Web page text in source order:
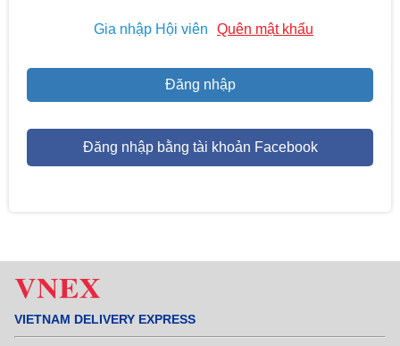
Gia nhập Hội viên Quên mật khẩu
Đăng nhập bằng tài khoản Facebook
VIETNAM DELIVERY EXPRESS